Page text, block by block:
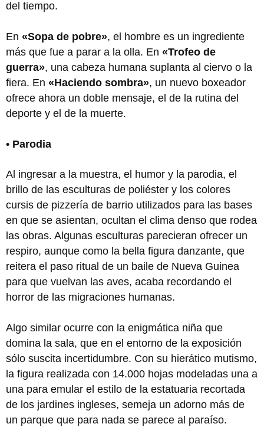
del tiempo.
En «Sopa de pobre», el hombre es un ingrediente
más que fue a parar a la olla. En «Trofeo de
guerra», una cabeza humana suplanta al ciervo o la
fiera. En «Haciendo sombra», un nuevo boxeador
ofrece ahora un doble mensaje, el de la rutina del
deporte y el de la muerte.
• Parodia
Al ingresar a la muestra, el humor y la parodia, el
brillo de las esculturas de poliéster y los colores
cursis de pizzería de barrio utilizados para las bases
en que se asientan, ocultan el clima denso que rodea
las obras. Algunas esculturas parecieran ofrecer un
respiro, aunque como la bella figura danzante, que
reitera el paso ritual de un baile de Nueva Guinea
para que vuelvan las aves, acaba recordando el
horror de las migraciones humanas.
Algo similar ocurre con la enigmática niña que
domina la sala, que en el entorno de la exposición
sólo suscita incertidumbre. Con su hierático mutismo,
la figura realizada con 14.000 hojas modeladas una a
una para emular el estilo de la estatuaria recortada
de los jardines ingleses, semeja un adorno más de
un parque que para nada se parece al paraíso.